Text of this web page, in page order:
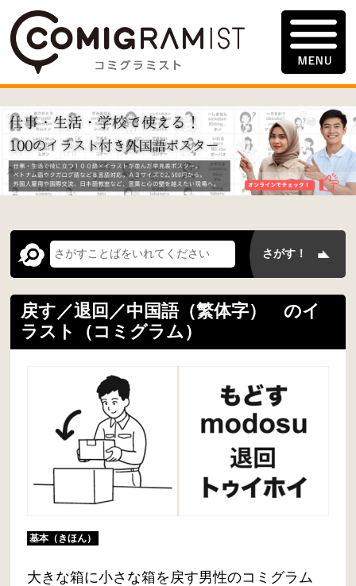
戻す／退回／中国語（繁体字） のイ
ラスト（コミグラム）
基本（きほん）
大きな箱に小さな箱を戻す男性のコミグラム